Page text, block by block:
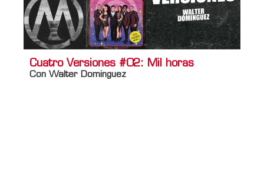
Cuatro Versiones #02: Mil horas
Con Walter Dominguez